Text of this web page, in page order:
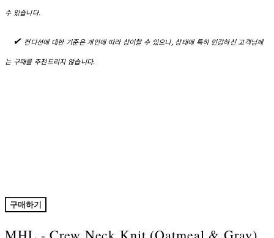
수 있습니다.
✔︎ 컨디션에 대한 기준은 개인에 따라 상이할 수 있으니, 상태에 특히 민감하신 고객님께
는 구매를 추천드리지 않습니다.
구매하기